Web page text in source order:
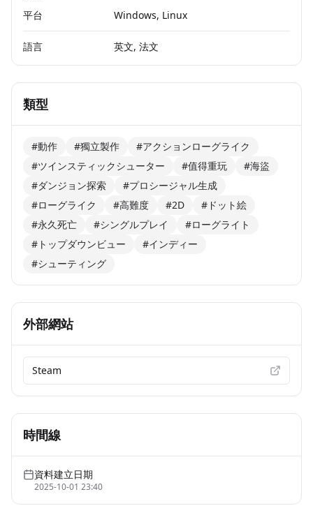
平台
Windows, Linux
語言 英文, 法文
類型
#動作 #獨立製作
#アクションローグライク
#ツインスティックシューター
#值得重玩
#海盜
#ダンジョン探索
#プロシージャル生成
#ローグライク
#高難度 #2D
#ドット絵
#永久死亡
#シングルプレイ
#ローグライト
#トップダウンビュー
#インディー
#シューティング
外部網站
Steam
時間線
資料建立日期
2025-10-01 23:40